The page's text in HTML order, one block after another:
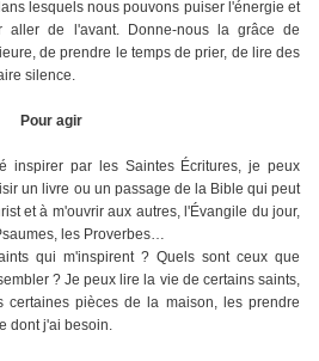
lesquels nous pouvons puiser l'énergie et
aller de l'avant. Donne-nous la grâce de
de prendre le temps de prier, de lire des
silence.
Pour agir
inspirer par les Saintes Écritures, je peux
un livre ou un passage de la Bible qui peut
et à m'ouvrir aux autres, l'Évangile du jour,
les Proverbes…
qui m'inspirent ? Quels sont ceux que
? Je peux lire la vie de certains saints,
certaines pièces de la maison, les prendre
dont j'ai besoin.